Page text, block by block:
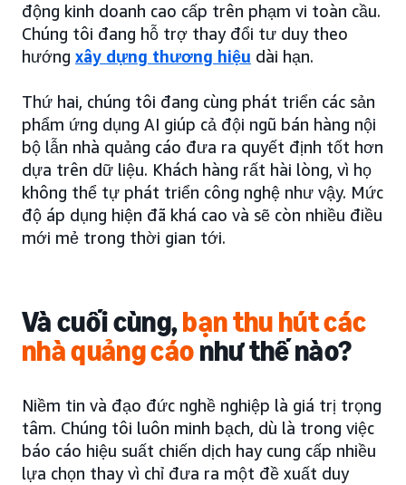
động kinh doanh cao cấp trên phạm vi toàn cầu.
Chúng tôi đang hỗ trợ thay đổi tư duy theo
hướng xây dựng thương hiệu dài hạn.
Thứ hai, chúng tôi đang cùng phát triển các sản
phẩm ứng dụng AI giúp cả đội ngũ bán hàng nội
bộ lẫn nhà quảng cáo đưa ra quyết định tốt hơn
dựa trên dữ liệu. Khách hàng rất hài lòng, vì họ
không thể tự phát triển công nghệ như vậy. Mức
độ áp dụng hiện đã khá cao và sẽ còn nhiều điều
mới mẻ trong thời gian tới.
Và cuối cùng,bạn thu hút các
nhà quảng cáonhư thế nào?
Niềm tin và đạo đức nghề nghiệp là giá trị trọng
tâm. Chúng tôi luôn minh bạch, dù là trong việc
báo cáo hiệu suất chiến dịch hay cung cấp nhiều
lựa chọn thay vì chỉ đưa ra một đề xuất duy